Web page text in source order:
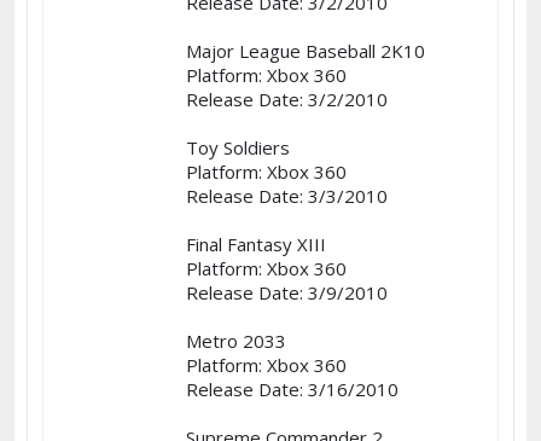
Major League Baseball 2K10
Platform: Xbox 360
Release Date: 3/2/2010
Toy Soldiers
Platform: Xbox 360
Release Date: 3/3/2010
Final Fantasy XIII
Platform: Xbox 360
Release Date: 3/9/2010
Metro 2033
Platform: Xbox 360
Release Date: 3/16/2010